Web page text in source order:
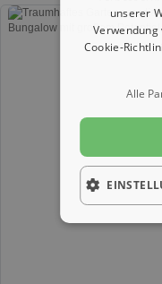
unserer
Cookie-
Alle